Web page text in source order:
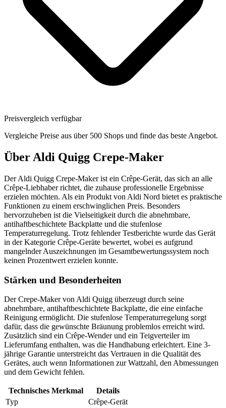
Preisvergleich verfügbar
Vergleiche Preise aus über 500 Shops und finde das beste Angebot.
Über Aldi Quigg Crepe-Maker
Der Aldi Quigg Crepe-Maker ist ein Crêpe-Gerät, das sich an alle
Crêpe-Liebhaber richtet, die zuhause professionelle Ergebnisse
erzielen möchten. Als ein Produkt von Aldi Nord bietet es praktische
Funktionen zu einem erschwinglichen Preis. Besonders
hervorzuheben ist die Vielseitigkeit durch die abnehmbare,
antihaftbeschichtete Backplatte und die stufenlose
Temperaturregelung. Trotz fehlender Testberichte wurde das Gerät
in der Kategorie Crêpe-Geräte bewertet, wobei es aufgrund
mangelnder Auszeichnungen im Gesamtbewertungssystem noch
keinen Prozentwert erzielen konnte.
Stärken und Besonderheiten
Der Crepe-Maker von Aldi Quigg überzeugt durch seine
abnehmbare, antihaftbeschichtete Backplatte, die eine einfache
Reinigung ermöglicht. Die stufenlose Temperaturregelung sorgt
dafür, dass die gewünschte Bräunung problemlos erreicht wird.
Zusätzlich sind ein Crêpe-Wender und ein Teigverteiler im
Lieferumfang enthalten, was die Handhabung erleichtert. Eine 3-
jährige Garantie unterstreicht das Vertrauen in die Qualität des
Gerätes, auch wenn Informationen zur Wattzahl, den Abmessungen
und dem Gewicht fehlen.
Technisches Merkmal
Details
Typ
Crêpe-Gerät